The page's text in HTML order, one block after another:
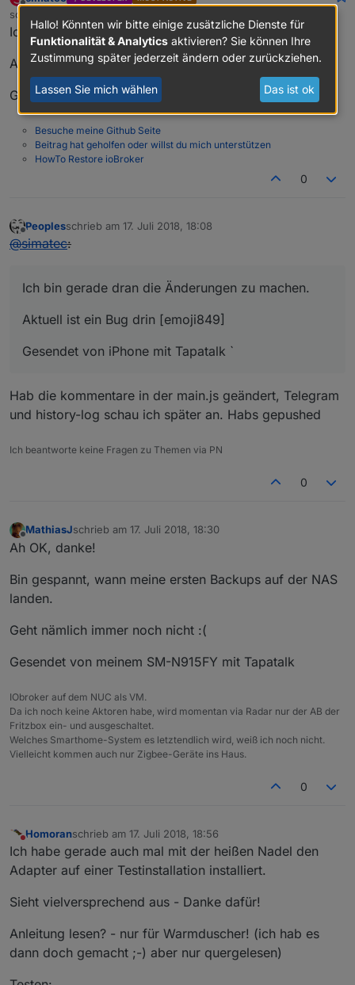
Offline
schrieb am
zuletzt editiert von
Ich bin gerade dran die Änderungen zu machen.
Aktuell ist ein Bug drin [emoji849]
Gesendet von iPhone mit Tapatalk
Besuche meine Github Seite
Beitrag hat geholfen oder willst du mich unterstützen
HowTo Restore ioBroker
0
Offline
Peoplesschrieb am 17. Juli 2018, 18:08
zuletzt editiert von
@simatec:
Ich bin gerade dran die Änderungen zu machen.
Aktuell ist ein Bug drin [emoji849]
Gesendet von iPhone mit Tapatalk `
Hab die kommentare in der main.js geändert, Telegram
und history-log schau ich später an. Habs gepushed
Ich beantworte keine Fragen zu Themen via PN
0
Offline
MathiasJschrieb am 17. Juli 2018, 18:30
zuletzt editiert von
Ah OK, danke!
Bin gespannt, wann meine ersten Backups auf der NAS
landen.
Geht nämlich immer noch nicht :(
Gesendet von meinem SM-N915FY mit Tapatalk
IObroker auf dem NUC als VM.
Da ich noch keine Aktoren habe, wird momentan via Radar nur der AB der
Fritzbox ein- und ausgeschaltet.
Welches Smarthome-System es letztendlich wird, weiß ich noch nicht.
Vielleicht kommen auch nur Zigbee-Geräte ins Haus.
0
Nicht stören
Homoranschrieb am 17. Juli 2018, 18:56
zuletzt editiert von
Ich habe gerade auch mal mit der heißen Nadel den
Adapter auf einer Testinstallation installiert.
Sieht vielversprechend aus - Danke dafür!
Anleitung lesen? - nur für Warmduscher! (ich hab es
dann doch gemacht ;-) aber nur quergelesen)
Hallo! Könnten wir bitte einige zusätzliche Dienste für
Funktionalität & Analytics aktivieren? Sie können Ihre
Zustimmung später jederzeit ändern oder zurückziehen.
Lassen Sie mich wählen Das ist ok